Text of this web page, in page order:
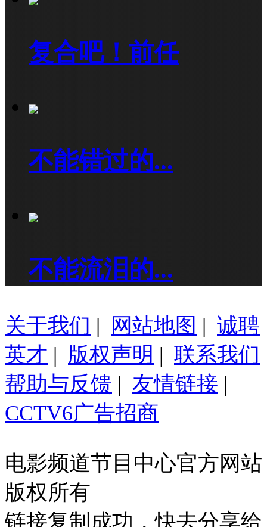
复合吧！前任
不能错过的...
不能流泪的...
关于我们 | 网站地图 | 诚聘
英才 | 版权声明 | 联系我们
帮助与反馈 | 友情链接 |
CCTV6广告招商
电影频道节目中心官方网站
版权所有
链接复制成功，快去分享给